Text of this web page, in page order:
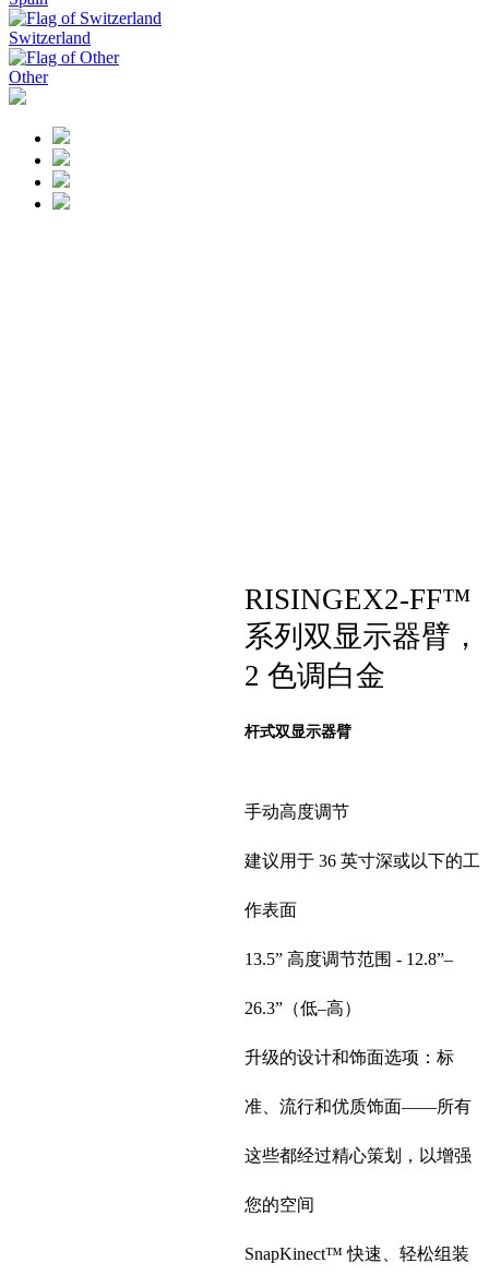
Switzerland
Other
RISINGEX2-FF™
系列双显示器臂，
2 色调白金
杆式双显示器臂
手动高度调节
建议用于 36 英寸深或以下的工
作表面
13.5” 高度调节范围 - 12.8”–
26.3”（低–高）
升级的设计和饰面选项：标
准、流行和优质饰面——所有
这些都经过精心策划，以增强
您的空间
SnapKinect™ 快速、轻松组装